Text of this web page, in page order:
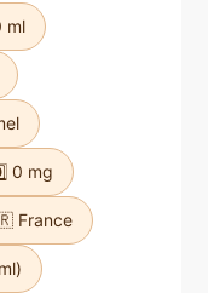
ml
0 mg
France